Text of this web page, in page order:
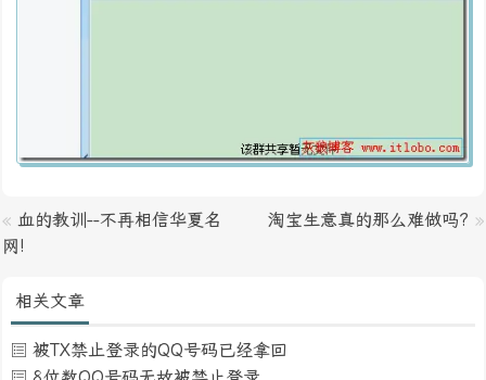
« 血的教训--不再相信华夏名
网!
淘宝生意真的那么难做吗? »
相关文章
被TX禁止登录的QQ号码已经拿回